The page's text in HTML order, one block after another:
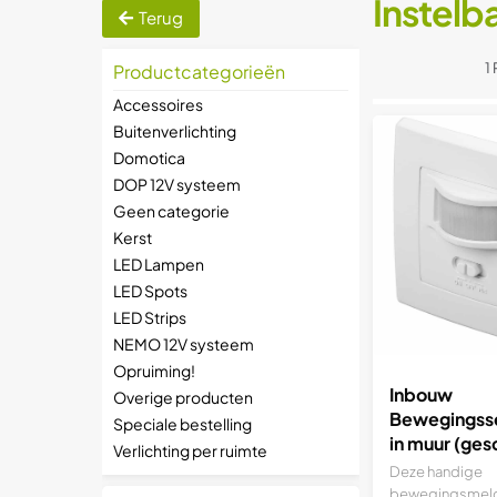
Terug
Productcategorieën
Accessoires
Buitenverlichting
Domotica
DOP 12V systeem
Geen categorie
Kerst
LED Lampen
LED Spots
LED Strips
NEMO 12V systeem
Opruiming!
Overige producten
Speciale bestelling
Verlichting per ruimte
1
Inbouw
in muur
LED)
Deze handige